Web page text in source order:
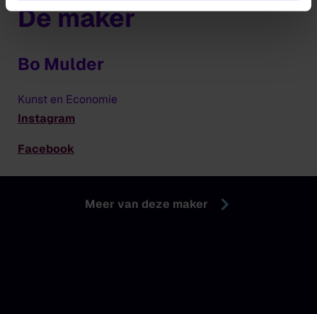
De maker
Bo Mulder
Kunst en Economie
Instagram
Facebook
Meer van deze maker